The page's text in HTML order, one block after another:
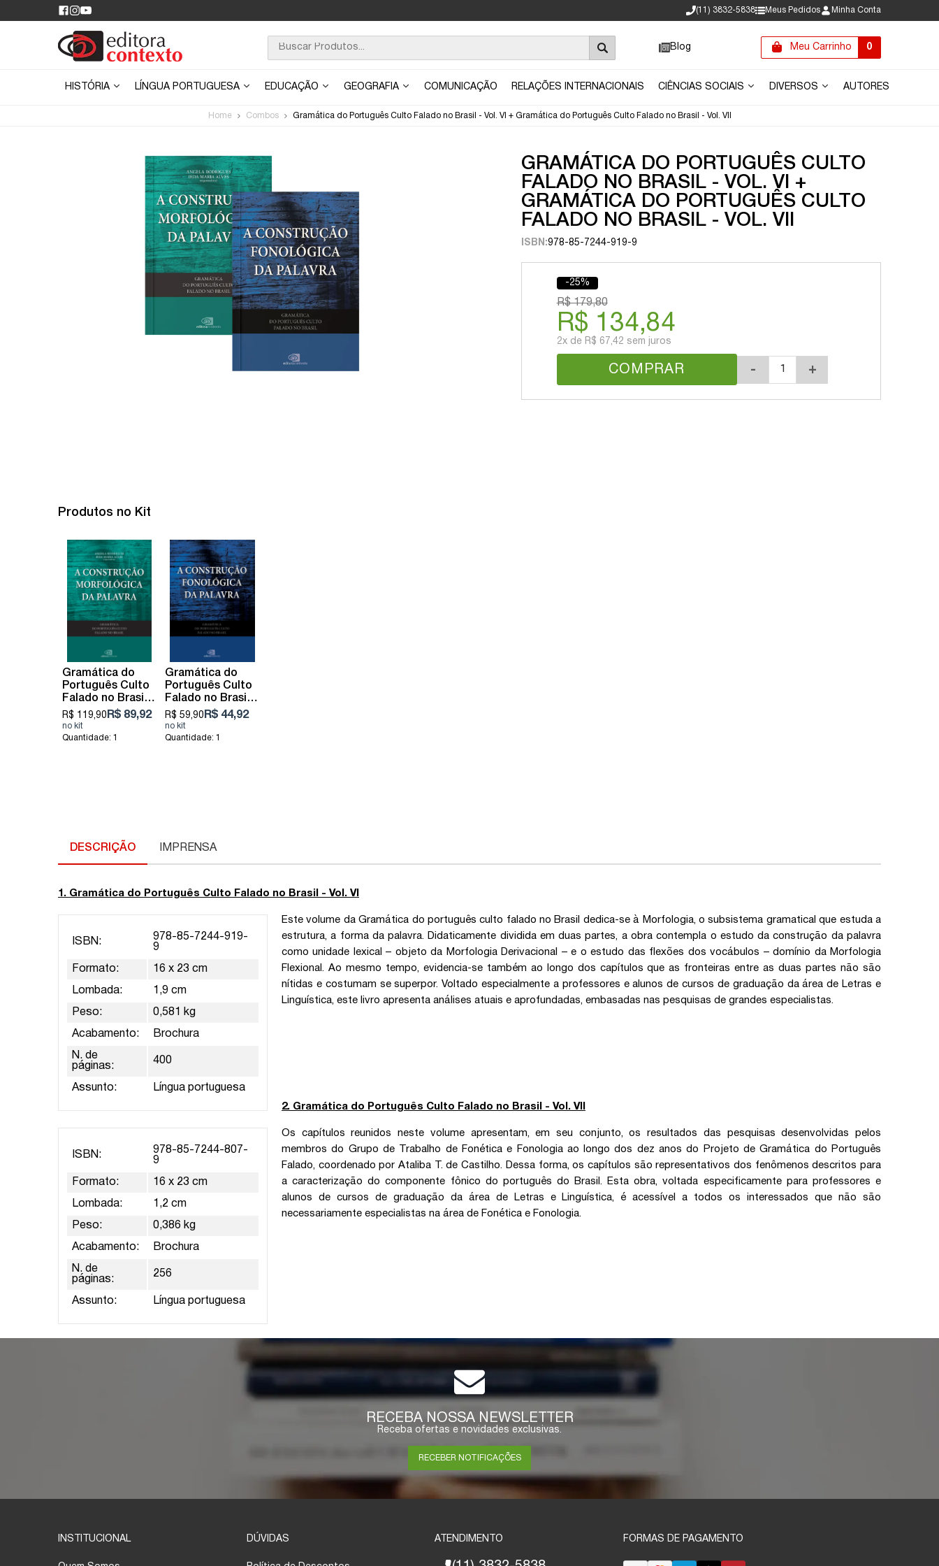
(11) 3832-5838 Meus Pedidos Minha Conta
Blog Meu Carrinho 0
HISTÓRIA LÍNGUA PORTUGUESA EDUCAÇÃO GEOGRAFIA COMUNICAÇÃO RELAÇÕES INTERNACIONAIS CIÊNCIAS SOCIAIS DIVERSOS AUTORES
Home Combos Gramática do Português Culto Falado no Brasil - Vol. VI + Gramática do Português Culto Falado no Brasil - Vol. VII
GRAMÁTICA DO PORTUGUÊS CULTO
FALADO NO BRASIL - VOL. VI +
GRAMÁTICA DO PORTUGUÊS CULTO
FALADO NO BRASIL - VOL. VII
ISBN:978-85-7244-919-9
-25%
R$ 179,80
R$ 134,84
2x de R$ 67,42 sem juros
COMPRAR - +
Produtos no Kit
Gramática do
Português Culto
Falado no Brasil
Vol. VI - a
construção
morfológica da
R$ 119,90 R$ 89,92
Quantidade: 1
Gramática do
Português Culto
Falado no Brasil
Vol. VII - a
construção
fonológica da
R$ 59,90 R$ 44,92
Quantidade: 1
DESCRIÇÃO IMPRENSA
1. Gramática do Português Culto Falado no Brasil - Vol. VI
ISBN:
978-85-7244-919-
9
Formato: 16 x 23 cm
Lombada: 1,9 cm
Peso: 0,581 kg
Acabamento: Brochura
N. de
páginas:
400
Assunto: Língua portuguesa
Este volume da Gramática do português culto falado no Brasil dedica-se à Morfologia, o subsistema gramatical que estuda a
estrutura, a forma da palavra. Didaticamente dividida em duas partes, a obra contempla o estudo da construção da palavra
como unidade lexical – objeto da Morfologia Derivacional – e o estudo das flexões dos vocábulos – domínio da Morfologia
Flexional. Ao mesmo tempo, evidencia-se também ao longo dos capítulos que as fronteiras entre as duas partes não são
nítidas e costumam se superpor. Voltado especialmente a professores e alunos de cursos de graduação da área de Letras e
Linguística, este livro apresenta análises atuais e aprofundadas, embasadas nas pesquisas de grandes especialistas.
2. Gramática do Português Culto Falado no Brasil - Vol. VII
ISBN:
978-85-7244-807-
9
Formato: 16 x 23 cm
Lombada: 1,2 cm
Peso: 0,386 kg
Acabamento: Brochura
N. de
páginas:
256
Assunto: Língua portuguesa
Os capítulos reunidos neste volume apresentam, em seu conjunto, os resultados das pesquisas desenvolvidas pelos
membros do Grupo de Trabalho de Fonética e Fonologia ao longo dos dez anos do Projeto de Gramática do Português
Falado, coordenado por Ataliba T. de Castilho. Dessa forma, os capítulos são representativos dos fenômenos descritos para
a caracterização do componente fônico do português do Brasil. Esta obra, voltada especificamente para professores e
alunos de cursos de graduação da área de Letras e Linguística, é acessível a todos os interessados que não são
necessariamente especialistas na área de Fonética e Fonologia.
RECEBA NOSSA NEWSLETTER
Receba ofertas e novidades exclusivas.
RECEBER NOTIFICAÇÕES
INSTITUCIONAL DÚVIDAS ATENDIMENTO FORMAS DE PAGAMENTO